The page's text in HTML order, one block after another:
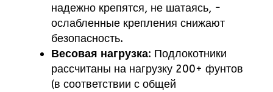
надежно крепятся, не шатаясь, -
ослабленные крепления снижают
безопасность.
Весовая нагрузка: Подлокотники
рассчитаны на нагрузку 200+ фунтов
(в соответствии с общей